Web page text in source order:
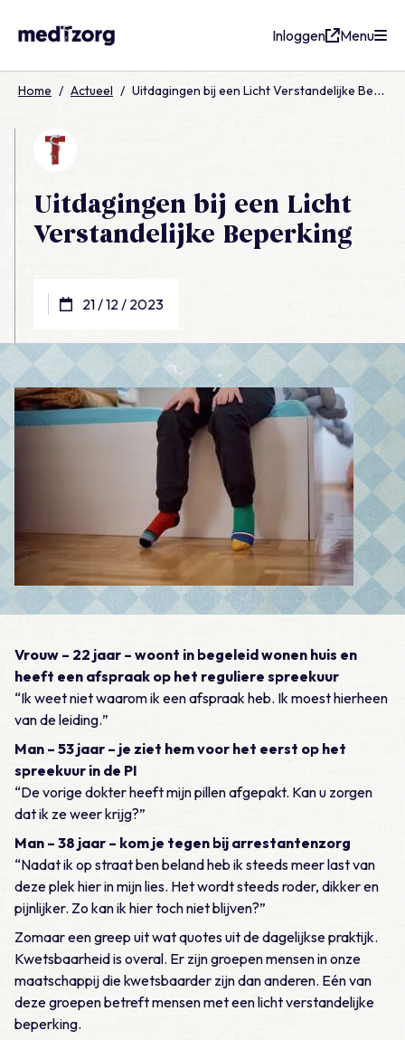
Inloggen Menu
Home / Actueel / Uitdagingen bij een Licht Verstandelijke Beperking
Uitdagingen bij een Licht
Verstandelijke Beperking
21 / 12 / 2023
Vrouw – 22 jaar – woont in begeleid wonen huis en
heeft een afspraak op het reguliere spreekuur
“Ik weet niet waarom ik een afspraak heb. Ik moest hierheen
van de leiding.”
Man – 53 jaar – je ziet hem voor het eerst op het
spreekuur in de PI
“De vorige dokter heeft mijn pillen afgepakt. Kan u zorgen
dat ik ze weer krijg?”
Man – 38 jaar – kom je tegen bij arrestantenzorg
“Nadat ik op straat ben beland heb ik steeds meer last van
deze plek hier in mijn lies. Het wordt steeds roder, dikker en
pijnlijker. Zo kan ik hier toch niet blijven?”
Zomaar een greep uit wat quotes uit de dagelijkse praktijk.
Kwetsbaarheid is overal. Er zijn groepen mensen in onze
maatschappij die kwetsbaarder zijn dan anderen. Eén van
deze groepen betreft mensen met een licht verstandelijke
beperking.